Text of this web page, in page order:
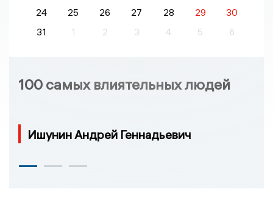
24
25 26 27 28 29
30
31
1 2 3 4 5 6
100 самых влиятельных людей
Ишунин Андрей Геннадьевич